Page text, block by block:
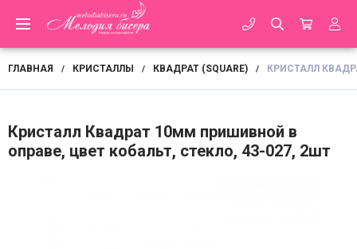
ГЛАВНАЯ / КРИСТАЛЛЫ / КВАДРАТ (SQUARE) / КРИСТАЛЛ
Кристалл Квадрат 10мм пришивной в
оправе, цвет кобальт, стекло, 43-027, 2шт